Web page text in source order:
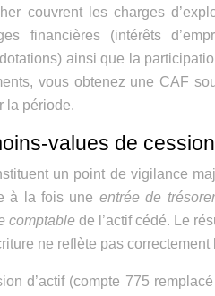
couvrent les charges
financières (intérêts
ainsi que la
vous obtenez une CAF
la période.
values de
un point de vigilance
à la fois une entrée de
comptable de l’actif cédé. Le
ne reflète pas
d’actif (compte 775